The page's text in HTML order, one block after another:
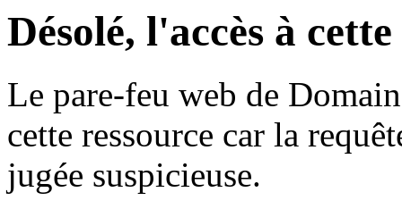
Désolé, l'accès à
Le pare-feu web de
cette ressource car la
jugée suspicieuse.